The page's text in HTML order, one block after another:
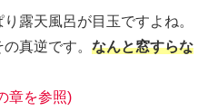
露天風呂が目玉ですよね。
真逆です。 なんと窓すらな
章を参照)